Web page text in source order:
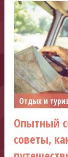
Отдых и
Опытный
советы,